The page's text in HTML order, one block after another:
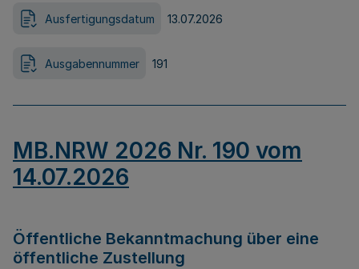
Ausfertigungsdatum 13.07.2026
Ausgabennummer 191
MB.NRW 2026 Nr. 190 vom
14.07.2026
Öffentliche Bekanntmachung über eine
öffentliche Zustellung